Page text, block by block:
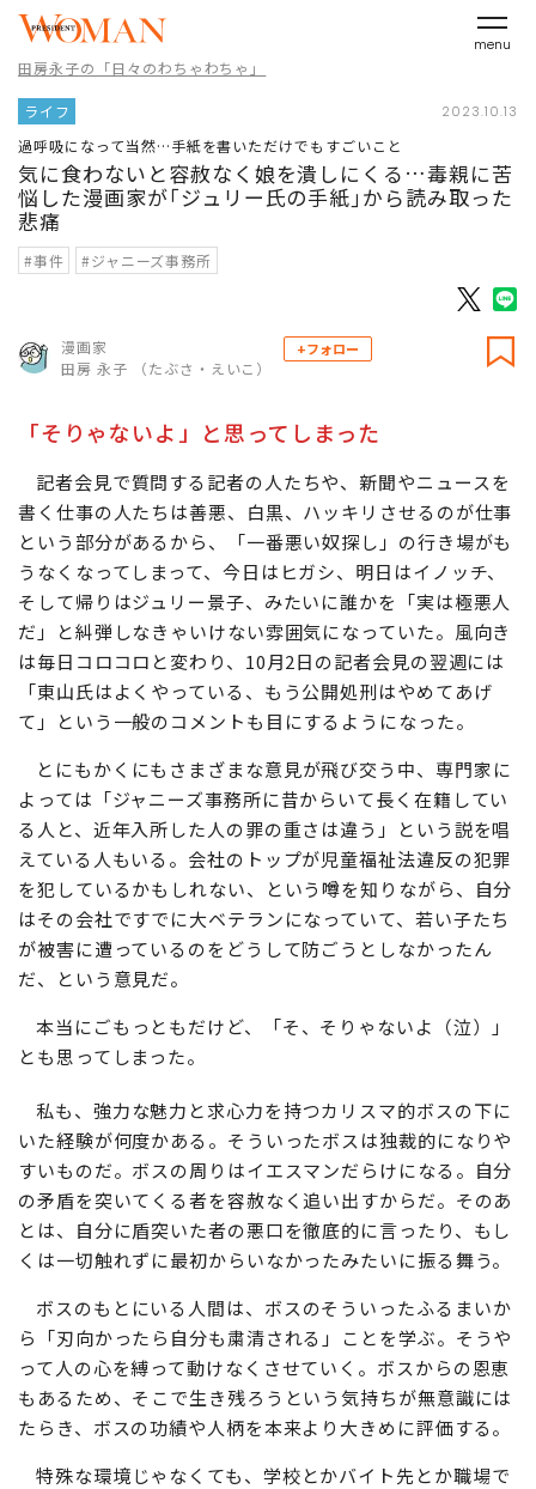
menu
田房永子の「日々のわちゃわちゃ」
ライフ 2023.10.13
過呼吸になって当然…手紙を書いただけでもすごいこと
気に食わないと容赦なく娘を潰しにくる…毒親に苦
悩した漫画家が｢ジュリー氏の手紙｣から読み取った
悲痛
#事件 #ジャニーズ事務所
漫画家
田房 永子 （たぶさ・えいこ）
+フォロー
「そりゃないよ」と思ってしまった
記者会見で質問する記者の人たちや、新聞やニュースを
書く仕事の人たちは善悪、白黒、ハッキリさせるのが仕事
という部分があるから、「一番悪い奴探し」の行き場がも
うなくなってしまって、今日はヒガシ、明日はイノッチ、
そして帰りはジュリー景子、みたいに誰かを「実は極悪人
だ」と糾弾しなきゃいけない雰囲気になっていた。風向き
は毎日コロコロと変わり、10月2日の記者会見の翌週には
「東山氏はよくやっている、もう公開処刑はやめてあげ
て」という一般のコメントも目にするようになった。
とにもかくにもさまざまな意見が飛び交う中、専門家に
よっては「ジャニーズ事務所に昔からいて長く在籍してい
る人と、近年入所した人の罪の重さは違う」という説を唱
えている人もいる。会社のトップが児童福祉法違反の犯罪
を犯しているかもしれない、という噂を知りながら、自分
はその会社ですでに大ベテランになっていて、若い子たち
が被害に遭っているのをどうして防ごうとしなかったん
だ、という意見だ。
本当にごもっともだけど、「そ、そりゃないよ（泣）」
とも思ってしまった。
私も、強力な魅力と求心力を持つカリスマ的ボスの下に
いた経験が何度かある。そういったボスは独裁的になりや
すいものだ。ボスの周りはイエスマンだらけになる。自分
の矛盾を突いてくる者を容赦なく追い出すからだ。そのあ
とは、自分に盾突いた者の悪口を徹底的に言ったり、もし
くは一切触れずに最初からいなかったみたいに振る舞う。
ボスのもとにいる人間は、ボスのそういったふるまいか
ら「刃向かったら自分も粛清される」ことを学ぶ。そうや
って人の心を縛って動けなくさせていく。ボスからの恩恵
もあるため、そこで生き残ろうという気持ちが無意識には
たらき、ボスの功績や人柄を本来より大きめに評価する。
特殊な環境じゃなくても、学校とかバイト先とか職場で